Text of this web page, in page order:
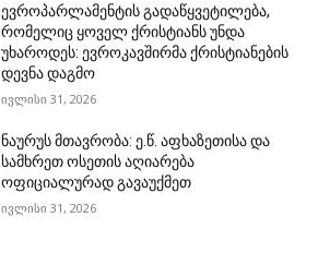
ევროპარლამენტის გადაწყვეტილება,
რომელიც ყოველ ქრისტიანს უნდა
უხაროდეს: ევროკავშირმა ქრისტიანების
დევნა დაგმო
ივლისი 31, 2026
ნაურუს მთავრობა: ე.წ. აფხაზეთისა და
სამხრეთ ოსეთის აღიარება
ოფიციალურად გავაუქმეთ
ივლისი 31, 2026